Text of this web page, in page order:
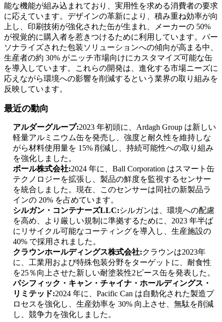
能な機能が組み込まれており、実用性を求める消費者の要求
に応えています。デザインの革新により、積み重ね効率が向
上し、印刷技術が強化された缶が生まれ、メーカーの 50%
が視覚的に購入者を惹きつけるために利用しています。パー
ソナライズされた包装ソリューションへの傾向が高まる中、
生産者の約 30% がニッチ市場向けにカスタマイズ可能な缶
を導入しています。これらの開発は、進化する市場ニーズに
応えながら環境への影響を削減するという業界の取り組みを
反映しています。
最近の動向
アルダーグループ:2023 年初頭に、Ardagh Group は新しい
軽量アルミニウム缶を発売し、強度と耐久性を維持しな
がら材料使用量を 15% 削減し、持続可能性への取り組み
を強化しました。
ボール株式会社:2024 年に、Ball Corporation はスマート缶
テクノロジーを拡張し、製品の鮮度を監視するセンサー
を統合しました。現在、このセンサーは同社の新製品ラ
インの 20% を占めています。
シルガン・コンテナーズLLC:シルガンは、環境への配慮
を高め、より厳しい規制に準拠するために、2023 年半ば
にリサイクル可能なコーティングを導入し、生産施設の
40% で採用されました。
クラウンホールディングス株式会社:クラウンは2023年
に、工業用および特殊包装分野をターゲットに、耐食性
を25％向上させた新しい耐塗装性2ピース缶を発表した。
パシフィック・キャン・チャイナ・ホールディングス・
リミテッド:2024 年に、Pacific Can は自動化された製造プ
ロセスを強化し、生産効率を 30% 向上させ、無駄を削減
し、競争力を強化しました。